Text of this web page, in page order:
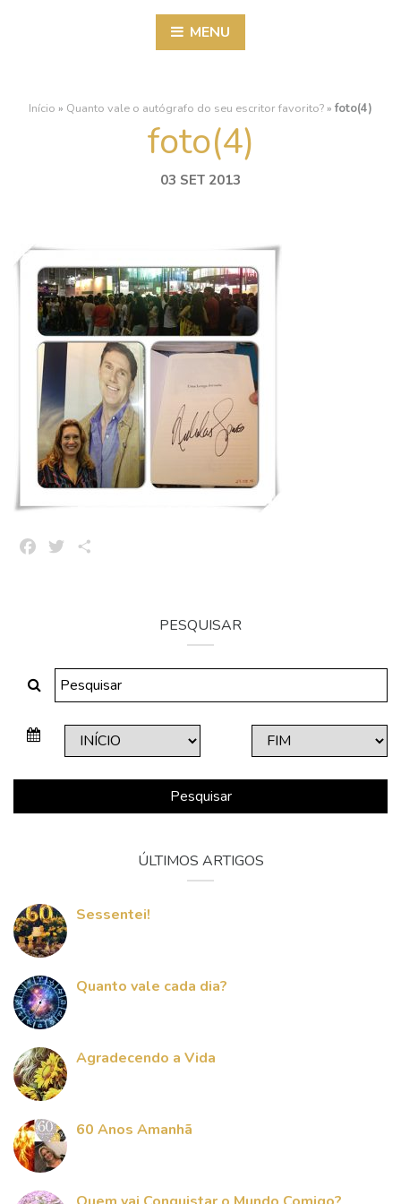
MENU
Início » Quanto vale o autógrafo do seu escritor favorito? » foto(4)
foto(4)
03 SET 2013
FacebookTwitter
PESQUISAR
Pesquisar
ÚLTIMOS ARTIGOS
Sessentei!
Quanto vale cada dia?
Agradecendo a Vida
60 Anos Amanhã